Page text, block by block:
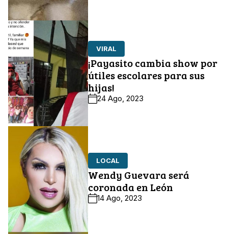
VIRAL
¡Payasito cambia show por
útiles escolares para sus
hijas!
24 Ago, 2023
LOCAL
Wendy Guevara será
coronada en León
14 Ago, 2023